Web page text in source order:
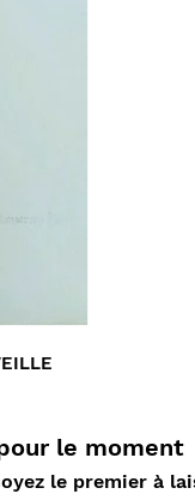
le moment
le premier à
ancienne